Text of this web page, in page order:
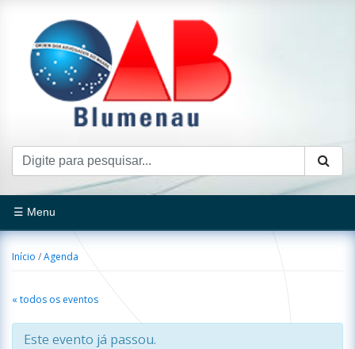
☰ Menu
Início /Agenda
« todos os eventos
Este evento já passou.